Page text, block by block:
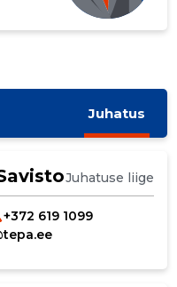
Juhatus
Juhatuse liige
+372 619 1099